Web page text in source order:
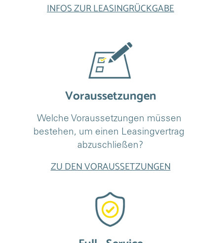
INFOS ZUR LEASINGRÜCKGABE
Voraussetzungen
Welche Voraussetzungen müssen
bestehen, um einen Leasingvertrag
abzuschließen?
ZU DEN VORAUSSETZUNGEN